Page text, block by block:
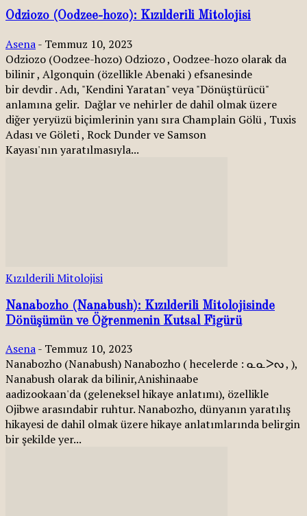
Odziozo (Oodzee-hozo): Kızılderili Mitolojisi
Asena- Temmuz 10, 2023
Odziozo (Oodzee-hozo) Odziozo , Oodzee-hozo olarak da
bilinir , Algonquin (özellikle Abenaki ) efsanesinde
bir devdir . Adı, "Kendini Yaratan" veya "Dönüştürücü"
anlamına gelir. Dağlar ve nehirler de dahil olmak üzere
diğer yeryüzü biçimlerinin yanı sıra Champlain Gölü , Tuxis
Adası ve Göleti , Rock Dunder ve Samson
Kayası'nın yaratılmasıyla...
Kızılderili Mitolojisi
Nanabozho (Nanabush): Kızılderili Mitolojisinde
Dönüşümün ve Öğrenmenin Kutsal Figürü
Asena- Temmuz 10, 2023
Nanabozho (Nanabush) Nanabozho ( hecelerde : ᓇᓇᐳᔓ , ),
Nanabush olarak da bilinir,Anishinaabe
aadizookaan'da (geleneksel hikaye anlatımı), özellikle
Ojibwe arasındabir ruhtur. Nanabozho, dünyanın yaratılış
hikayesi de dahil olmak üzere hikaye anlatımlarında belirgin
bir şekilde yer...